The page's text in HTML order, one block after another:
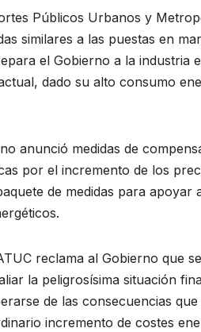
Públicos Urbanos y
similares a las puestas en
el Gobierno a la
dado su alto consumo
anunció medidas de
por el incremento de los
de medidas para
reclama al Gobierno que
la peligrosísima situación
de las consecuencias
incremento de costes